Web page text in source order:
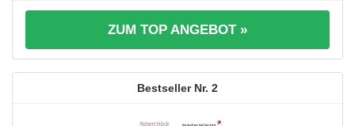
ZUM TOP ANGEBOT »
2